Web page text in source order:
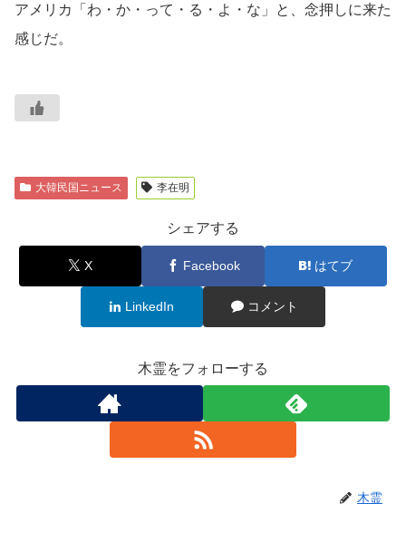
アメリカ「わ・か・って・る・よ・な」と、念押しに来た
感じだ。
大韓民国ニュース 李在明
シェアする
X Facebook はてブ
LinkedIn コメント
木霊をフォローする
木霊